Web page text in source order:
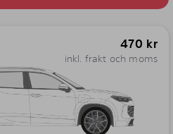
470 kr
inkl. frakt och moms